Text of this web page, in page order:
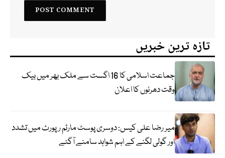
تازہ ترین خبریں
جماعت اسلامی کا 16 اگست سے ملک بھر میں بیک
وقت دھرنوں کا اعلان
میر رضا علی کیس: دوسری پوسٹ مارٹم رپورٹ میں تشدد
اور گولی لگنے کے اہم شواہد سامنے آگئے